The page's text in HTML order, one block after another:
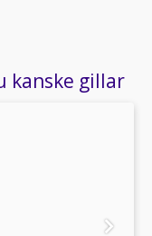
kanske gillar